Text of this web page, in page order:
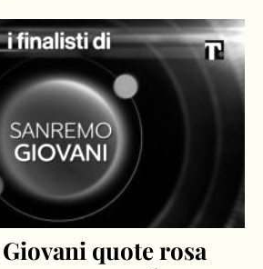
quote rosa